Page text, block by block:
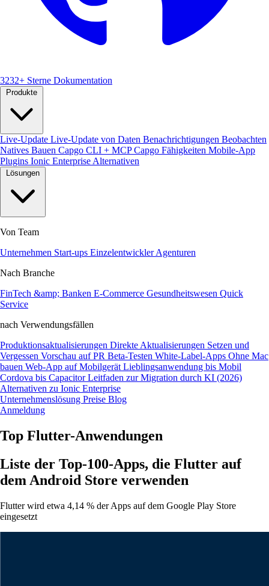
3232+ Sterne Dokumentation
Produkte
Live-Update Live-Update von Daten Benachrichtigungen Beobachten
Natives Bauen Capgo CLI + MCPCapgo Fähigkeiten Mobile-App
Plugins Ionic Enterprise Alternativen
Lösungen
Von Team
Unternehmen Start-ups EinzelentwicklerAgenturen
Nach Branche
FinTech &amp; Banken E-Commerce Gesundheitswesen Quick
Service
nach Verwendungsfällen
Produktionsaktualisierungen Direkte Aktualisierungen Setzen und
Vergessen Vorschau auf PR Beta-Testen White-Label-Apps Ohne Mac
bauen Web-App auf Mobilgerät Lieblingsanwendung bis Mobil
Cordova bis CapacitorLeitfaden zur Migration durch KI (2026)
Alternativen zu Ionic Enterprise
Unternehmenslösung Preise Blog
Anmeldung
Top Flutter-Anwendungen
Liste der Top-100-Apps, die Flutter auf
dem Android Store verwenden
Flutter wird etwa 4,14 % der Apps auf dem Google Play Store
eingesetzt